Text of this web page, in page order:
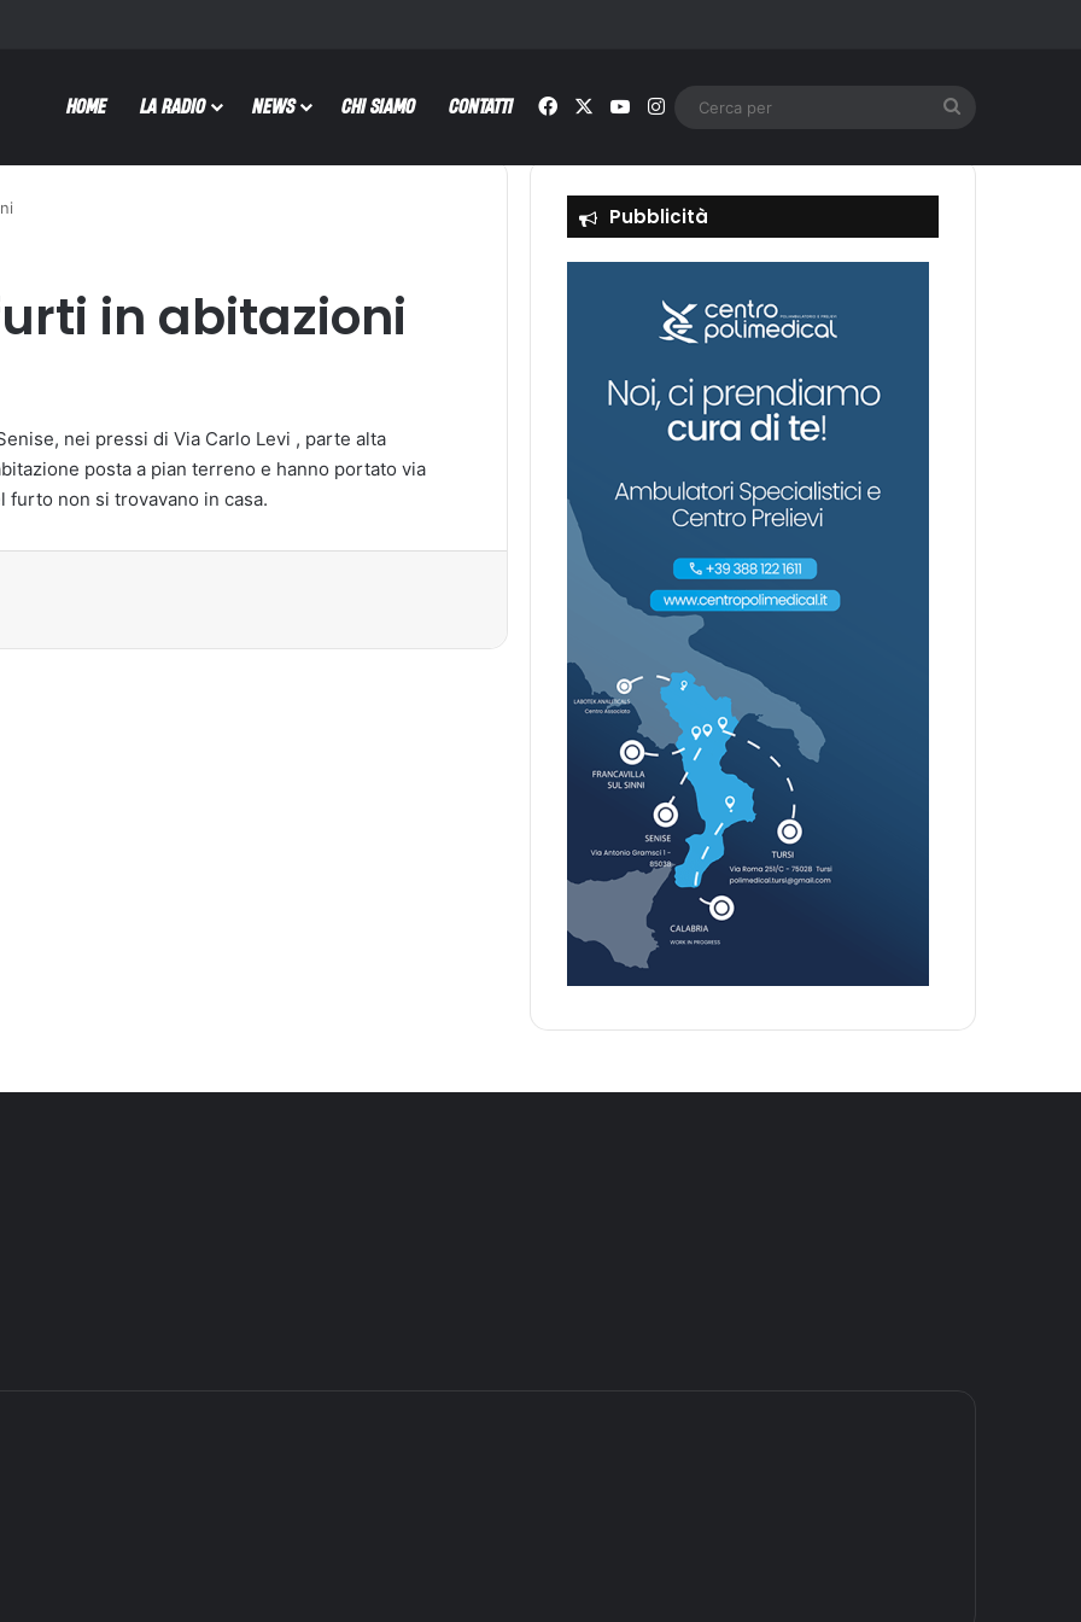
HOME LA RADIO NEWS CHI SIAMO CONTATTI Facebook You TubeInstagram
in abitazioni
nei pressi di Via Carlo Levi , parte alta
posta a pian terreno e hanno portato via
non si trovavano in casa.
Pubblicità